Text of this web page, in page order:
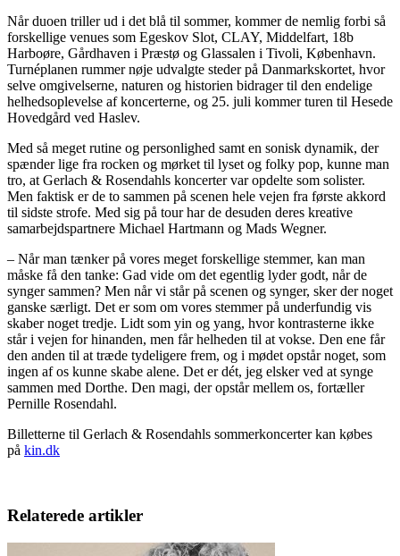
Når duoen triller ud i det blå til sommer, kommer de nemlig forbi så
forskellige venues som Egeskov Slot, CLAY, Middelfart, 18b
Harboøre, Gårdhaven i Præstø og Glassalen i Tivoli, København.
Turnéplanen rummer nøje udvalgte steder på Danmarkskortet, hvor
selve omgivelserne, naturen og historien bidrager til den endelige
helhedsoplevelse af koncerterne, og 25. juli kommer turen til Hesede
Hovedgård ved Haslev.
Med så meget rutine og personlighed samt en sonisk dynamik, der
spænder lige fra rocken og mørket til lyset og folky pop, kunne man
tro, at Gerlach & Rosendahls koncerter var opdelte som solister.
Men faktisk er de to sammen på scenen hele vejen fra første akkord
til sidste strofe. Med sig på tour har de desuden deres kreative
samarbejdspartnere Michael Hartmann og Mads Wegner.
– Når man tænker på vores meget forskellige stemmer, kan man
måske få den tanke: Gad vide om det egentlig lyder godt, når de
synger sammen? Men når vi står på scenen og synger, sker der noget
ganske særligt. Det er som om vores stemmer på underfundig vis
skaber noget tredje. Lidt som yin og yang, hvor kontrasterne ikke
står i vejen for hinanden, men får helheden til at vokse. Den ene får
den anden til at træde tydeligere frem, og i mødet opstår noget, som
ingen af os kunne skabe alene. Det er dét, jeg elsker ved at synge
sammen med Dorthe. Den magi, der opstår mellem os, fortæller
Pernille Rosendahl.
Billetterne til Gerlach & Rosendahls sommerkoncerter kan købes
på kin.dk
Relaterede artikler